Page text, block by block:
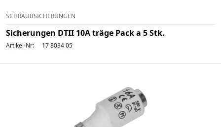
SCHRAUBSICHERUNGEN
Sicherungen DTII 10A träge Pack a 5 Stk.
Artikel-Nr: 17 8034 05